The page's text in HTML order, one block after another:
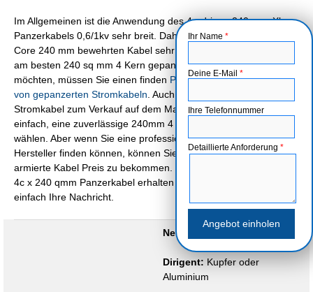
Im Allgemeinen ist die Anwendung des 4-adrigen 240-mm-Xlpe-
Panzerkabels 0,6/1kv sehr breit. Daher ist die Nachfrage nach 4
Core 240 mm bewehrten Kabel sehr groß. Allerdings, wenn Sie
am besten 240 sq mm 4 Kern gepanzertes Kabel Preis erhalten
möchten, müssen Sie einen finden Professioneller Hersteller
von gepanzerten Stromkabeln . Auch Sie können viele 240 mm
Stromkabel zum Verkauf auf dem Markt zu finden. Es ist nicht
einfach, eine zuverlässige 240mm 4 Kern Kabel Lieferanten zu
wählen. Aber wenn Sie eine professionelle 240mm xlpe Kabel
Hersteller finden können, können Sie die besten 240mm 4 Kern
armierte Kabel Preis zu bekommen. Wenn Sie ein Angebot für
4c x 240 qmm Panzerkabel erhalten möchten, hinterlassen Sie
einfach Ihre Nachricht.
Nennspannung:
Dirigent: Kupfer oder
Aluminium
Ihr Name *
Deine E-Mail *
Ihre Telefonnummer
Detaillierte Anforderung *